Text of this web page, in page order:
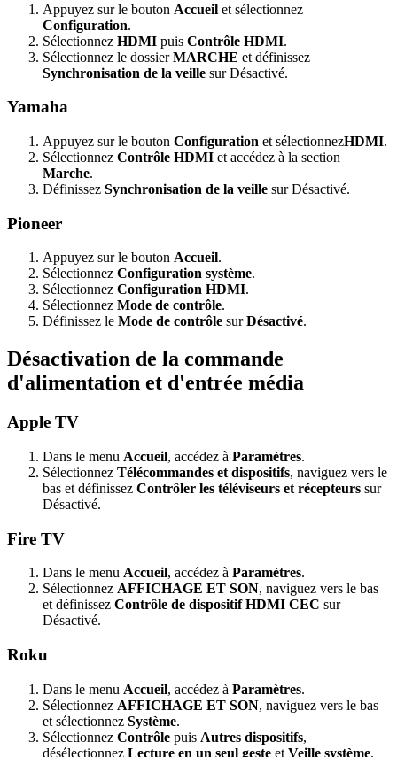
Appuyez sur le bouton Accueil et sélectionnez
Configuration.
Sélectionnez HDMI puis Contrôle HDMI.
Sélectionnez le dossierMARCHE et définissez
Synchronisation de la veille sur Désactivé.
Yamaha
Appuyez sur le bouton Configuration et sélectionnezHDMI.
Sélectionnez Contrôle HDMI et accédez à la section
Marche.
Définissez Synchronisation de la veille sur Désactivé.
Pioneer
Appuyez sur le bouton Accueil.
Sélectionnez Configuration système.
Sélectionnez Configuration HDMI.
Sélectionnez Mode de contrôle.
Définissez le Mode de contrôle surDésactivé.
Désactivation de la commande
d'alimentation et d'entrée média
Apple TV
Dans le menu Accueil, accédez à Paramètres.
Sélectionnez Télécommandes et dispositifs, naviguez vers le
bas et définissez Contrôler les téléviseurs et récepteurs sur
Désactivé.
Fire TV
Dans le menu Accueil, accédez à Paramètres.
Sélectionnez AFFICHAGE ET SON, naviguez vers le bas
et définissez Contrôle de dispositif HDMI CEC sur
Désactivé.
Roku
Dans le menu Accueil, accédez à Paramètres.
Sélectionnez AFFICHAGE ET SON, naviguez vers le bas
et sélectionnez Système.
Sélectionnez Contrôle puis Autres dispositifs,
désélectionnez Lecture en un seul geste et Veille système.